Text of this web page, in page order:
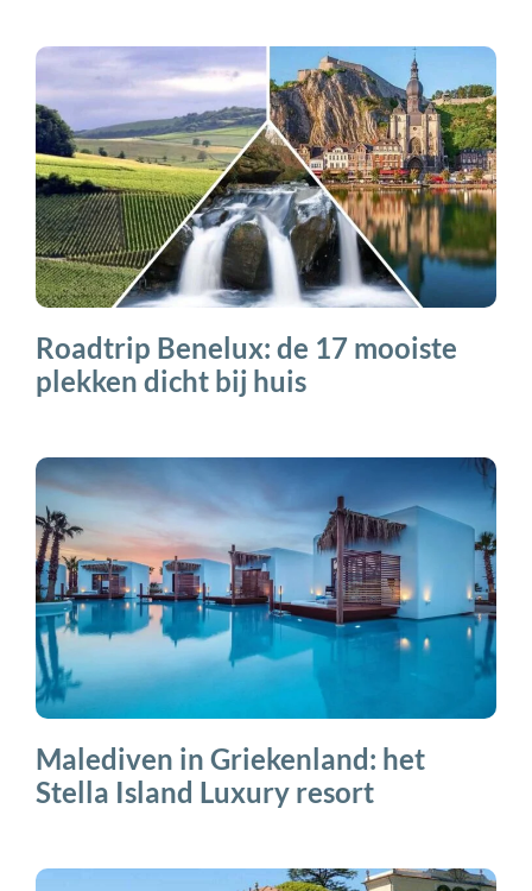
Roadtrip Benelux: de 17 mooiste
plekken dicht bij huis
Malediven in Griekenland: het
Stella Island Luxury resort